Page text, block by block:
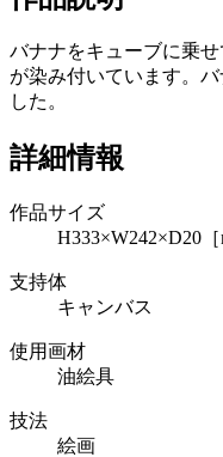
バナナをキューブに乗
が染み付いています。
した。
詳細情報
作品サイズ
H333×W242×D20［
支持体
キャンバス
使用画材
油絵具
技法
絵画